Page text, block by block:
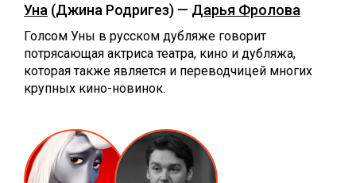
Уна (Джина Родригез) — Дарья Фролова
Голсом Уны в русском дубляже говорит
потрясающая актриса театра, кино и дубляжа,
которая также является и переводчицей многих
крупных кино-новинок.